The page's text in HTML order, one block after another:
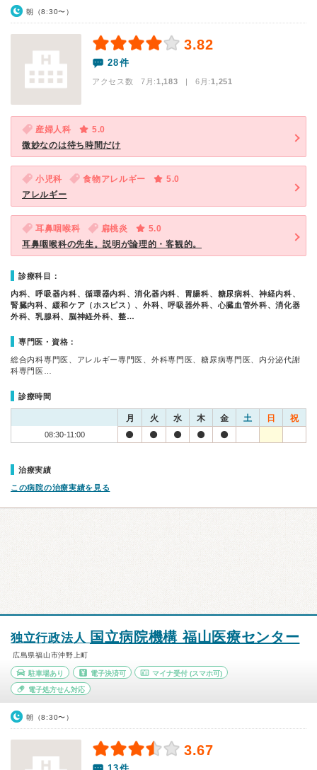
朝（8:30〜）
3.82
28件
アクセス数 7月:1,183 | 6月:1,251
産婦人科
5.0
微妙なのは待ち時間だけ
小児科 食物アレルギー
5.0
アレルギー
耳鼻咽喉科 扁桃炎
5.0
耳鼻咽喉科の先生。説明が論理的・客観的。
診療科目：
内科、呼吸器内科、循環器内科、消化器内科、胃腸科、糖尿病科、神経内科、
腎臓内科、緩和ケア（ホスピス）、外科、呼吸器外科、心臓血管外科、消化器
外科、乳腺科、脳神経外科、整…
専門医・資格：
総合内科専門医、アレルギー専門医、外科専門医、糖尿病専門医、内分泌代謝
科専門医…
診療時間
月 火 水 木 金 土 日 祝
08:30-11:00
治療実績
この病院の治療実績を見る
独立行政法人 国立病院機構 福山医療センター
広島県福山市沖野上町
駐車場あり 電子決済可 マイナ受付 (スマホ可)
電子処方せん対応
朝（8:30〜）
3.67